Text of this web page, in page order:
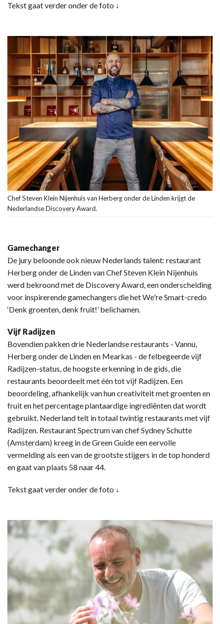
Tekst gaat verder onder de foto ↓
Chef Steven Klein Nijenhuis van Herberg onder de Linden krijgt de
Nederlandse Discovery Award.
Gamechanger
De jury beloonde ook nieuw Nederlands talent: restaurant
Herberg onder de Linden van Chef Steven Klein Nijenhuis
werd bekroond met de Discovery Award, een onderscheiding
voor inspirerende gamechangers die het We're Smart-credo
‘Denk groenten, denk fruit!’ belichamen.
Vijf Radijzen
Bovendien pakken drie Nederlandse restaurants - Vannu,
Herberg onder de Linden en Mearkas - de felbegeerde vijf
Radijzen-status, de hoogste erkenning in de gids, die
restaurants beoordeelt met één tot vijf Radijzen. Een
beoordeling, afhankelijk van hun creativiteit met groenten en
fruit en het percentage plantaardige ingrediënten dat wordt
gebruikt. Nederland telt in totaal twintig restaurants met vijf
Radijzen. Restaurant Spectrum van chef Sydney Schutte
(Amsterdam) kreeg in de Green Guide een eervolle
vermelding als een van de grootste stijgers in de top honderd
en gaat van plaats 58 naar 44.
Tekst gaat verder onder de foto ↓